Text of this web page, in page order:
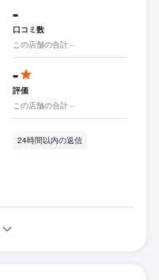
-
口コミ数
この店舗の合計 -
-
評価
この店舗の合計 -
24時間以内の返信